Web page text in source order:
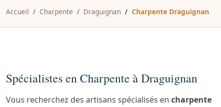
Accueil Charpente Draguignan Charpente Draguignan
Spécialistes en Charpente à Draguignan
Vous recherchez des artisans spécialisés en charpente